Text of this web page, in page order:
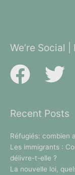
We’re Social
Recent Posts
Réfugiés: combien
Les immigrants :
délivre-t-elle ?
La nouvelle loi,